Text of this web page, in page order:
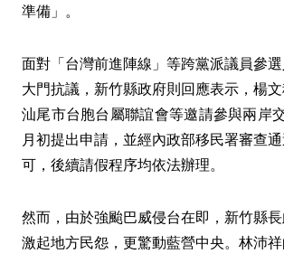
準備」。
面對「台灣前進陣線」等跨黨派議員參
大門抗議，新竹縣政府則回應表示，楊
汕尾市台胞台屬聯誼會等邀請參與兩岸
月初提出申請，並經內政部移民署審查
可，後續請假程序均依法辦理。
然而，由於強颱巴威侵台在即，新竹縣
激起地方民怨，更驚動藍營中央。林沛